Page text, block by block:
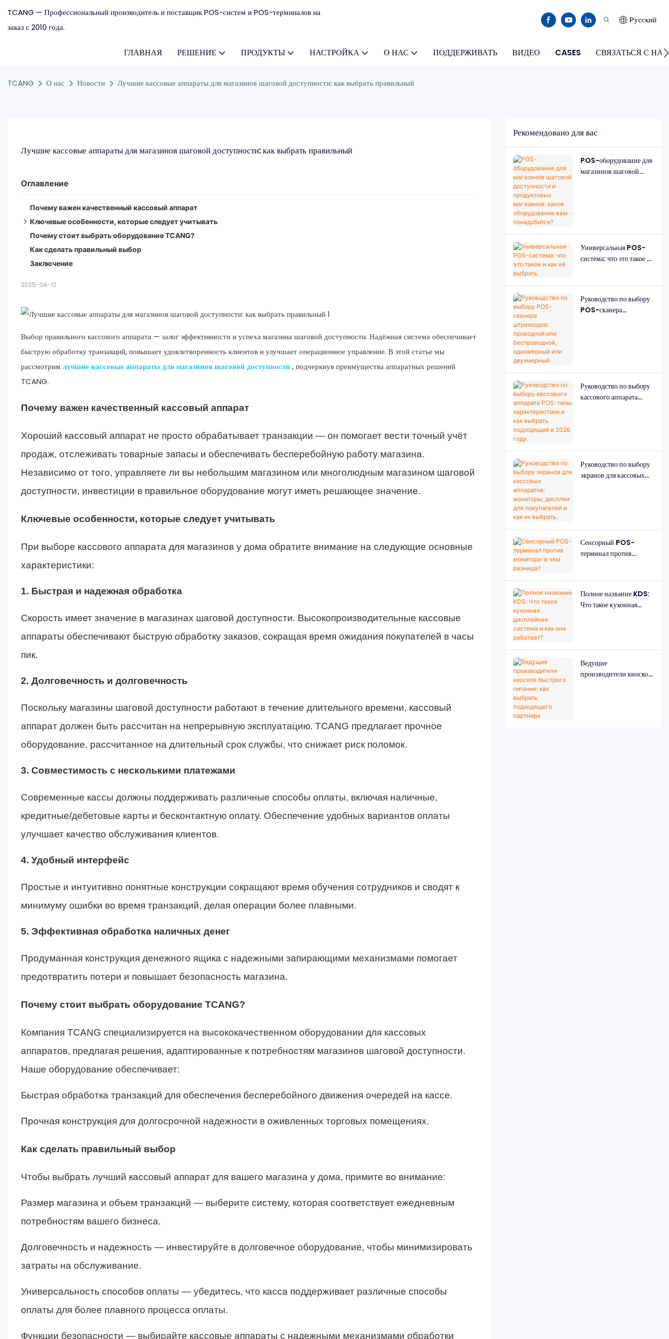
TCANG — Профессиональный производитель и поставщик POS-систем и POS-терминалов на
заказ с 2010 года.
Pусский
ГЛАВНАЯ РЕШЕНИЕ ПРОДУКТЫ НАСТРОЙКА О НАС ПОДДЕРЖИВАТЬ ВИДЕО CASES СВЯЗАТЬСЯ С
TCANG О нас Новости Лучшие кассовые аппараты для магазинов шаговой доступности: как выбрать правильный
Лучшие кассовые аппараты для магазинов шаговой доступности: как выбрать правильный
Оглавление
Почему важен качественный кассовый аппарат
Ключевые особенности, которые следует учитывать
1. Быстрая и надежная обработка
2. Долговечность и долговечность
3. Совместимость с несколькими платежами
Почему стоит выбрать оборудование TCANG?
Как сделать правильный выбор
Заключение
2025-04-12
Выбор правильного кассового аппарата — залог эффективности и успеха магазина шаговой доступности. Надёжная система обеспечивает
быструю обработку транзакций, повышает удовлетворенность клиентов и улучшает операционное управление. В этой статье мы
рассмотрим лучшие кассовые аппараты для магазинов шаговой доступности, подчеркнув преимущества аппаратных решений
TCANG.
Почему важен качественный кассовый аппарат
Хороший кассовый аппарат не просто обрабатывает транзакции — он помогает вести точный учёт
продаж, отслеживать товарные запасы и обеспечивать бесперебойную работу магазина.
Независимо от того, управляете ли вы небольшим магазином или многолюдным магазином шаговой
доступности, инвестиции в правильное оборудование могут иметь решающее значение.
Ключевые особенности, которые следует учитывать
При выборе кассового аппарата для магазинов у дома обратите внимание на следующие основные
характеристики:
1. Быстрая и надежная обработка
Скорость имеет значение в магазинах шаговой доступности. Высокопроизводительные кассовые
аппараты обеспечивают быструю обработку заказов, сокращая время ожидания покупателей в часы
пик.
2. Долговечность и долговечность
Поскольку магазины шаговой доступности работают в течение длительного времени, кассовый
аппарат должен быть рассчитан на непрерывную эксплуатацию. TCANG предлагает прочное
оборудование, рассчитанное на длительный срок службы, что снижает риск поломок.
3. Совместимость с несколькими платежами
Современные кассы должны поддерживать различные способы оплаты, включая наличные,
кредитные/дебетовые карты и бесконтактную оплату. Обеспечение удобных вариантов оплаты
улучшает качество обслуживания клиентов.
4. Удобный интерфейс
Простые и интуитивно понятные конструкции сокращают время обучения сотрудников и сводят к
минимуму ошибки во время транзакций, делая операции более плавными.
5. Эффективная обработка наличных денег
Продуманная конструкция денежного ящика с надежными запирающими механизмами помогает
предотвратить потери и повышает безопасность магазина.
Почему стоит выбрать оборудование TCANG?
Компания TCANG специализируется на высококачественном оборудовании для кассовых
аппаратов, предлагая решения, адаптированные к потребностям магазинов шаговой доступности.
Наше оборудование обеспечивает:
Быстрая обработка транзакций для обеспечения бесперебойного движения очередей на кассе.
Прочная конструкция для долгосрочной надежности в оживленных торговых помещениях.
Как сделать правильный выбор
Чтобы выбрать лучший кассовый аппарат для вашего магазина у дома, примите во внимание:
Размер магазина и объем транзакций — выберите систему, которая соответствует ежедневным
потребностям вашего бизнеса.
Долговечность и надежность — инвестируйте в долговечное оборудование, чтобы минимизировать
затраты на обслуживание.
Универсальность способов оплаты — убедитесь, что касса поддерживает различные способы
оплаты для более плавного процесса оплаты.
Функции безопасности — выбирайте кассовые аппараты с надежными механизмами обработки
Рекомендовано для вас
POS-оборудование для
магазинов шаговой
Универсальная POS-
система: что это такое и
Руководство по выбору
POS-сканера
Руководство по выбору
кассового аппарата
Руководство по выбору
экранов для кассовых
Сенсорный POS-
терминал против
Полное название KDS:
Что такое кухонная
Ведущие
производители киосков